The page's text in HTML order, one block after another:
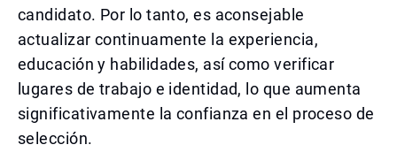
candidato. Por lo tanto, es aconsejable
actualizar continuamente la experiencia,
educación y habilidades, así como verificar
lugares de trabajo e identidad, lo que aumenta
significativamente la confianza en el proceso de
selección.